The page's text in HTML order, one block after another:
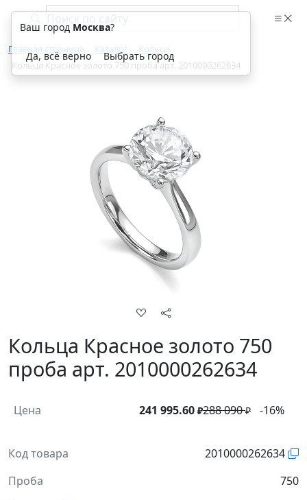
Главная страница Каталог
Кольца
Кольца Красное золото 750 проба арт. 2010000262634
Кольца Красное золото 750
проба арт. 2010000262634
Цена 241 995.60 ₽288 090₽ -16%
Код товара
2010000262634
Проба
750
Ваш город Москва?
Да, всё верно Выбрать город